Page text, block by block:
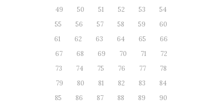
49
50 51 52 53
54
55
56 57 58 59
60
61
62 63 64 65
66
67
68 69 70 71
72
73
74 75 76 77
78
79
80 81 82 83
84
85
86 87 88 89
90